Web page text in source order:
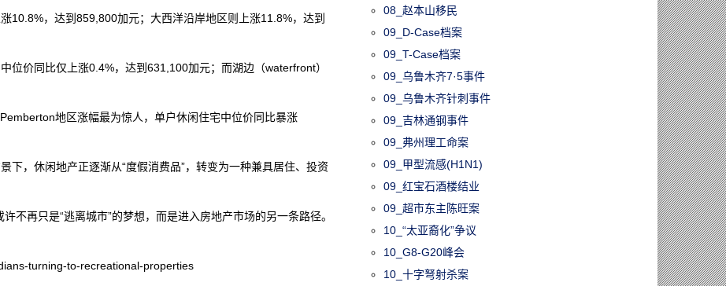
10.8%，达到859,800加元；大西洋沿岸地区则上涨11.8%，达到
位价同比仅上涨0.4%，达到631,100加元；而湖边（waterfront）
地区涨幅最为惊人，单户休闲住宅中位价同比暴涨
下，休闲地产正逐渐从“度假消费品”，转变为一种兼具居住、投资
不再只是“逃离城市”的梦想，而是进入房地产市场的另一条路径。
turning-to-recreational-properties
08_赵本山移民
09_D-Case档案
09_T-Case档案
09_乌鲁木齐7·5事件
09_乌鲁木齐针刺事件
09_吉林通钢事件
09_弗州理工命案
09_甲型流感(H1N1)
09_红宝石酒楼结业
09_超市东主陈旺案
10_“太亚裔化”争议
10_G8-G20峰会
10_十字弩射杀案